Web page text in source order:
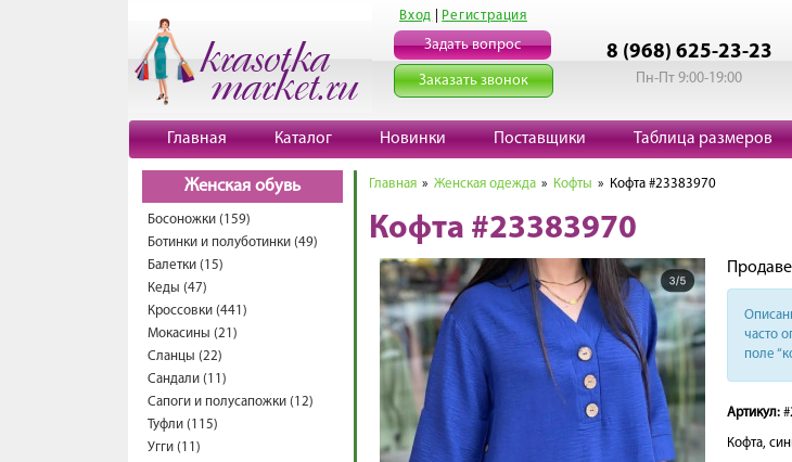
Вход Регистрация
Задать вопрос
Заказать звонок
8 (968) 625-23-23
Пн-Пт 9:00-19:00
Главная Каталог Новинки Поставщики Таблица размеров
Женская обувь
Босоножки (159)
Ботинки и полуботинки (49)
Балетки (15)
Кеды (47)
Кроссовки (441)
Мокасины (21)
Сланцы (22)
Сандали (11)
Сапоги и полусапожки (12)
Туфли (115)
Угги (11)
Главная » Женская одежда » Кофты » Кофта #23383970
Кофта #23383970
часто
поле
Артикул:
Кофта,